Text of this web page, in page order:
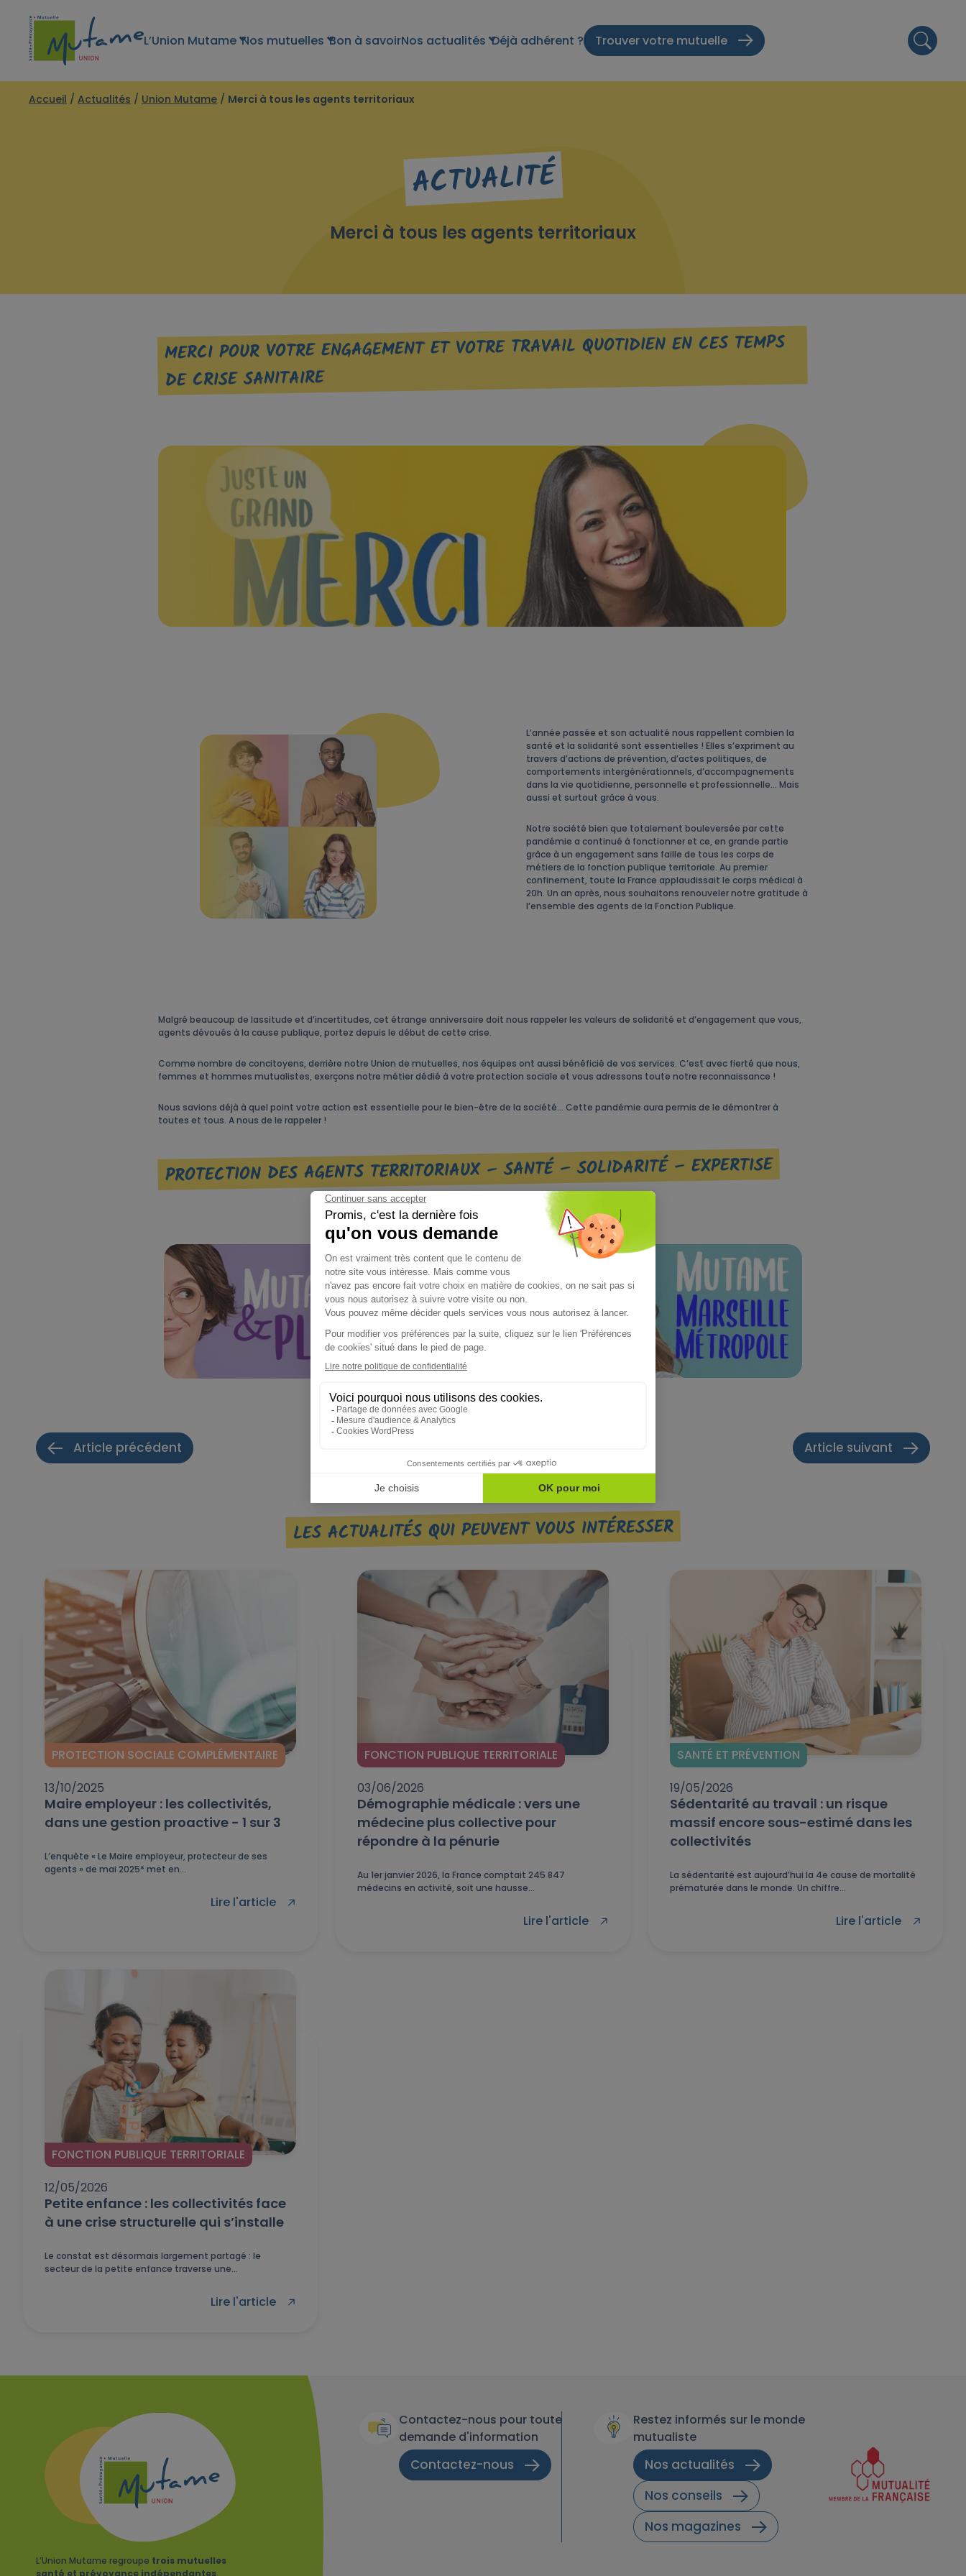
L’Union Mutame Nos mutuelles Bon à savoirNos actualités Déjà adhérent ? Trouver votre mutuelle
Accueil / Actualités / Union Mutame / Merci à tous les agents territoriaux
ACTUALITÉ
Merci à tous les agents territoriaux
MERCI POUR VOTRE ENGAGEMENT ET VOTRE TRAVAIL QUOTIDIEN EN CES TEMPS
DE CRISE SANITAIRE
L’année passée et son actualité nous rappellent combien la
santé et la solidarité sont essentielles ! Elles s’expriment au
travers d’actions de prévention, d’actes politiques, de
comportements intergénérationnels, d’accompagnements
dans la vie quotidienne, personnelle et professionnelle… Mais
aussi et surtout grâce à vous.
Notre société bien que totalement bouleversée par cette
pandémie a continué à fonctionner et ce, en grande partie
grâce à un engagement sans faille de tous les corps de
métiers de la fonction publique territoriale. Au premier
confinement, toute la France applaudissait le corps médical à
20h. Un an après, nous souhaitons renouveler notre gratitude à
l’ensemble des agents de la Fonction Publique.
Malgré beaucoup de lassitude et d’incertitudes, cet étrange anniversaire doit nous rappeler les valeurs de solidarité et d’engagement que vous,
agents dévoués à la cause publique, portez depuis le début de cette crise.
Comme nombre de concitoyens, derrière notre Union de mutuelles, nos équipes ont aussi bénéficié de vos services. C’est avec fierté que nous,
femmes et hommes mutualistes, exerçons notre métier dédié à votre protection sociale et vous adressons toute notre reconnaissance !
Nous savions déjà à quel point votre action est essentielle pour le bien-être de la société… Cette pandémie aura permis de le démontrer à
toutes et tous. A nous de le rappeler !
PROTECTION DES AGENTS TERRITORIAUX – SANTÉ – SOLIDARITÉ – EXPERTISE
Article précédent Article suivant
LES ACTUALITÉS QUI PEUVENT VOUS INTÉRESSER
PROTECTION SOCIALE COMPLÉMENTAIRE
13/10/2025
Maire employeur : les collectivités,
dans une gestion proactive - 1 sur 3
L’enquête « Le Maire employeur, protecteur de ses
agents » de mai 2025* met en...
Lire l'article
FONCTION PUBLIQUE TERRITORIALE
03/06/2026
Démographie médicale : vers une
médecine plus collective pour
répondre à la pénurie
Au 1er janvier 2026, la France comptait 245 847
médecins en activité, soit une hausse...
Lire l'article
SANTÉ ET PRÉVENTION
19/05/2026
Sédentarité au travail : un risque
massif encore sous-estimé dans les
collectivités
La sédentarité est aujourd’hui la 4e cause de mortalité
prématurée dans le monde. Un chiffre...
Lire l'article
FONCTION PUBLIQUE TERRITORIALE
12/05/2026
Petite enfance : les collectivités face
à une crise structurelle qui s’installe
Le constat est désormais largement partagé : le
secteur de la petite enfance traverse une...
Lire l'article
L’Union Mutame regroupe trois mutuelles
santé et prévoyance indépendantes
Contactez-nous pour toute
demande d'information
Contactez-nous
Restez informés sur le monde
mutualiste
Nos actualités
Nos conseils
Nos magazines